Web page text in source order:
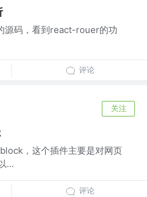
码，看到react-rouer的功
评论
关注
，这个插件主要是对网页
...
评论